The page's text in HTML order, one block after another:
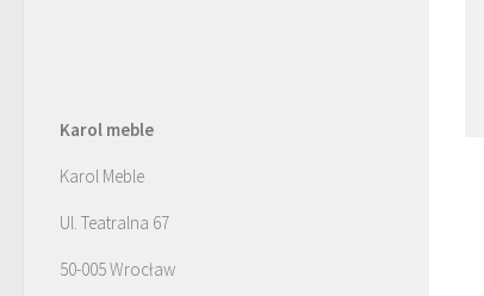
Karol meble
Karol Meble
Ul. Teatralna 67
50-005 Wrocław